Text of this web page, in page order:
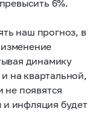
6%.
наш прогноз, в
динамику
на квартальной,
не появятся
инфляция будет